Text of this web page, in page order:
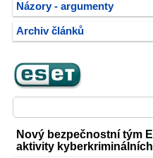
Názory - argumenty
Archiv článků
Nový bezpečnostní tým
aktivity